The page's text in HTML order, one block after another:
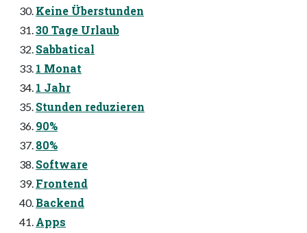
Keine Überstunden
30 Tage Urlaub
Sabbatical
1 Monat
1 Jahr
Stunden reduzieren
90%
80%
Software
Frontend
Backend
Apps